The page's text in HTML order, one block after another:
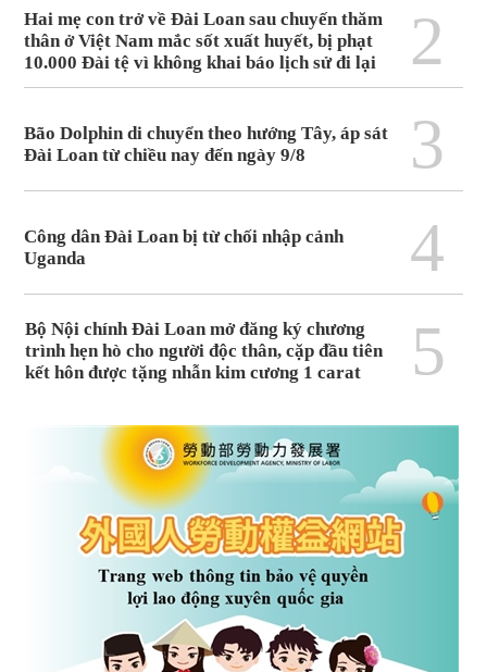
Hai mẹ con trở về Đài Loan sau chuyến thăm
thân ở Việt Nam mắc sốt xuất huyết, bị phạt
10.000 Đài tệ vì không khai báo lịch sử đi lại
2
Bão Dolphin di chuyển theo hướng Tây, áp sát
Đài Loan từ chiều nay đến ngày 9/8
3
Công dân Đài Loan bị từ chối nhập cảnh
Uganda
4
Bộ Nội chính Đài Loan mở đăng ký chương
trình hẹn hò cho người độc thân, cặp đầu tiên
kết hôn được tặng nhẫn kim cương 1 carat
5